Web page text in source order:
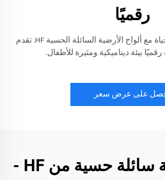
رقميًا
استمتع بتصاميم نابضة بالحياة مع ألواح الأرضية السائلة الحسية HF. تقدم
بيئة ديناميكية ومثيرة للأطفال.
على عرض سعر
بلاطات أرضية سائلة حسية من HF -